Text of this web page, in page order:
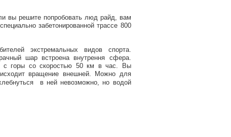
вы решите попробовать люд райд, вам
забетонированной трассе 800
экстремальных видов спорта.
шар встроена внутрення сфера.
с горы со скоростью 50 км в час. Вы
вращение внешней.
Можно для
в ней невозможно, но водой